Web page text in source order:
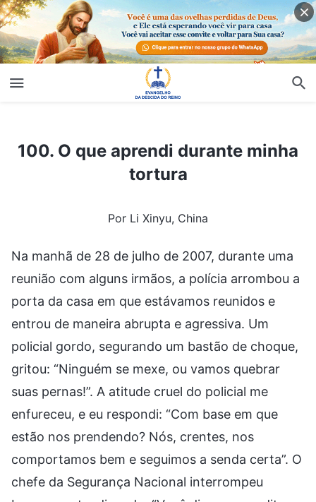
100. O que aprendi durante minha tortura
100. O que aprendi durante minha
tortura
Por Li Xinyu, China
Na manhã de 28 de julho de 2007, durante uma
reunião com alguns irmãos, a polícia arrombou a
porta da casa em que estávamos reunidos e
entrou de maneira abrupta e agressiva. Um
policial gordo, segurando um bastão de choque,
gritou: “Ninguém se mexe, ou vamos quebrar
suas pernas!”. A atitude cruel do policial me
enfureceu, e eu respondi: “Com base em que
estão nos prendendo? Nós, crentes, nos
comportamos bem e seguimos a senda certa”. O
chefe da Segurança Nacional interrompeu